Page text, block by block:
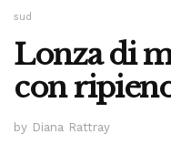
sud
Lonza di
con
by Diana Rattray